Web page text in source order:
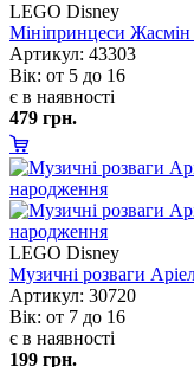
LEGO Disney
Мініпринцеси Жасмін
Артикул: 43303
ік: от 5 до 16
є в наявності
479 грн.
LEGO Disney
Музичні розваги
Артикул: 30720
ік: от 7 до 16
є в наявності
199 грн.